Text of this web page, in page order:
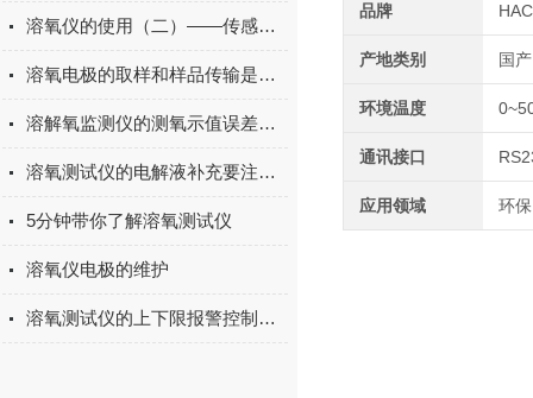
溶氧仪的使用（二）——传感器的校正
溶氧电极的取样和样品传输是如何进行的
溶解氧监测仪的测氧示值误差校准
溶氧测试仪的电解液补充要注意哪些事项？
5分钟带你了解溶氧测试仪
溶氧仪电极的维护
溶氧测试仪的上下限报警控制信号传输讲解
品牌
产地类别 国产
环境温度
通讯接口
应用领域 环